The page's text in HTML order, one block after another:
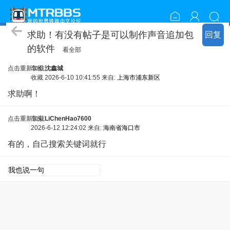
回复
周边问答
求助！有没有帖子是可以制作声音追加包
的软件
看全部
点击重新加载
车长 沈鑫城
收藏 2026-6-10 10:41:55 来自: 上海市浦东新区
求助啊！
点击重新加载
车头 LiChenHao7600
2026-6-12 12:24:02 来自: 海南省海口市
有的，自己搜索关键词就行
点击重新加载